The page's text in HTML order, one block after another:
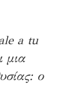
a tu
μια
ο